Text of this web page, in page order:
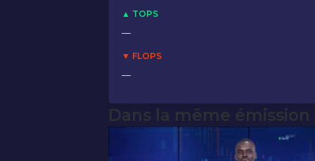
▲ TOPS
—
▼ FLOPS
—
Dans la même émission